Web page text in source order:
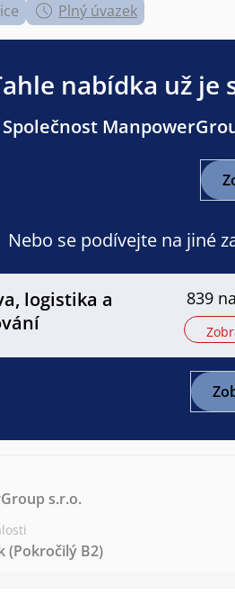
Plný úvazek
nabídka už je
Společnost
Nebo se podívejte na jiné
logistika a
839
s.r.o.
(Pokročilý B2)